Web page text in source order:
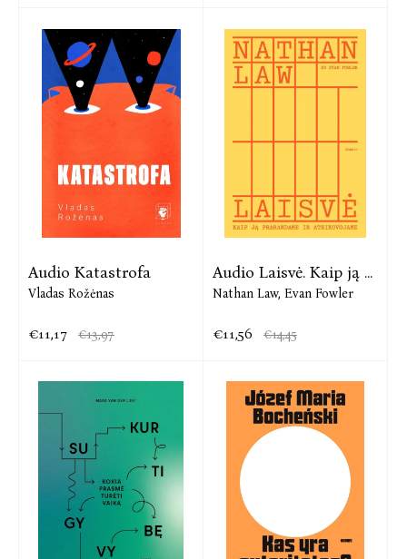
Audio Katastrofa
Vladas Rožėnas
€11,17 €13,97
Audio Laisvė. Kaip ją ...
Nathan Law, Evan Fowler
€11,56 €14,45